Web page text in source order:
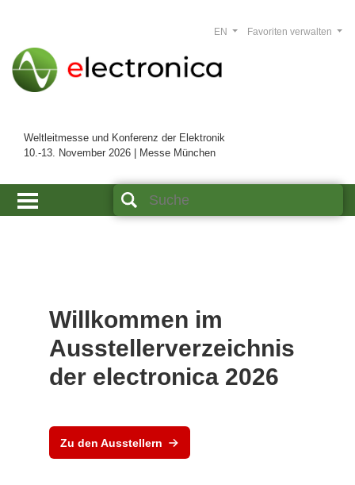
Weltleitmesse und Konferenz der Elektronik
10.-13. November 2026 | Messe München
Favoriten verwalten
EN
Willkommen im
Ausstellerverzeichnis
der electronica 2026
Zu den Ausstellern